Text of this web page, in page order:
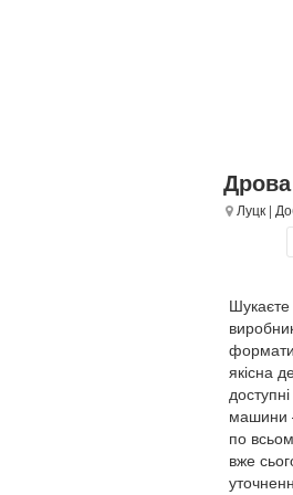
Луцк |
Шукаєте
якісна
машини
по
вже